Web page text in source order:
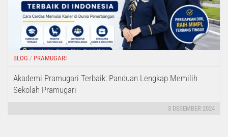
BLOG / PRAMUGARI
Akademi Pramugari Terbaik: Panduan Lengkap Memilih
Sekolah Pramugari
3 DESEMBER 2024